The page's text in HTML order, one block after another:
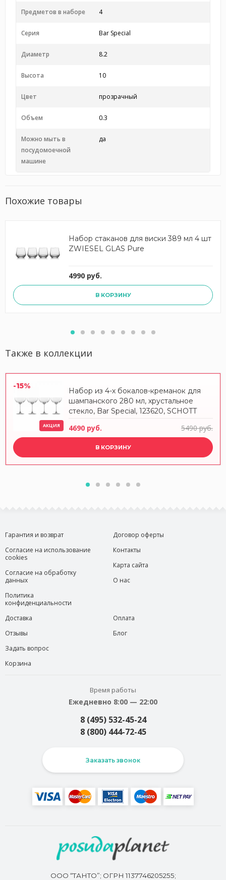
Предметов в наборе 4
Серия Bar Special
Диаметр 8.2
Высота 10
Цвет прозрачный
Объем 0.3
Можно мыть в
посудомоечной
машине
да
Похожие товары
Набор стаканов для виски 389 мл 4 шт
ZWIESEL GLAS Pure
4990 руб.
В КОРЗИНУ
Также в коллекции
-15%
АКЦИЯ
Набор из 4-х бокалов-креманок для
шампанского 280 мл, хрустальное
стекло, Bar Special, 123620, SCHOTT
4690 руб. 5490 руб.
В КОРЗИНУ
Гарантия и возврат
Согласие на использование
cookies
Согласие на обработку
данных
Политика
конфиденциальности
Договор оферты
Контакты
Карта сайта
О нас
Доставка
Отзывы
Задать вопрос
Корзина
Оплата
Блог
Время работы
Ежедневно 8:00 — 22:00
8 (495) 532-45-24
8 (800) 444-72-45
Заказать звонок
ООО “ТАНТО”; ОГРН 1137746205255;